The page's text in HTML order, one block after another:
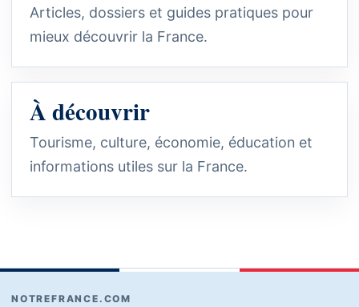
Articles, dossiers et guides pratiques pour
mieux découvrir la France.
À découvrir
Tourisme, culture, économie, éducation et
informations utiles sur la France.
NOTREFRANCE.COM